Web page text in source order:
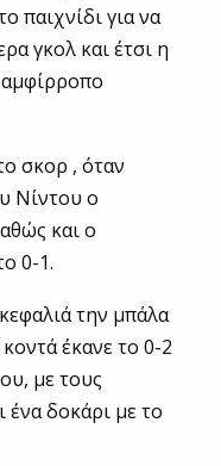
παιχνίδι για να
γκολ και έτσι η
σκορ , όταν
Νίντου ο
και ο
0-1.
την μπάλα
έκανε το 0-2
με τους
ένα δοκάρι με το